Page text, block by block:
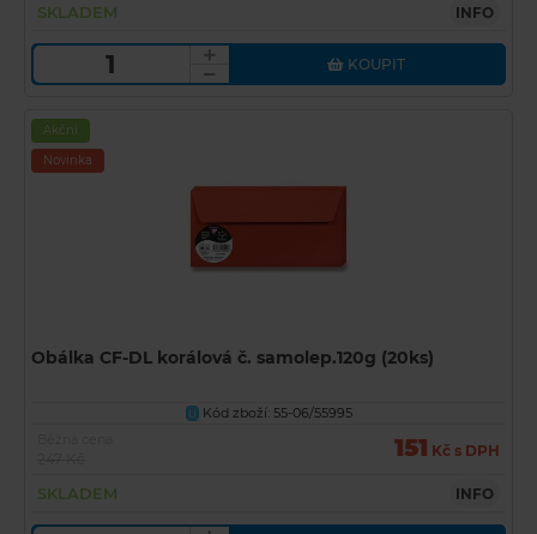
SKLADEM INFO
KOUPIT
Akční
Novinka
Obálka CF-DL korálová č. samolep.120g (20ks)
U Kód zboží: 55-06/55995
151 Kč s DPH
SKLADEM INFO